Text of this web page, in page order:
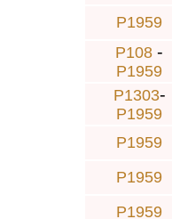
P1959
P108 -
P1959
P1303-
P1959
P1959
P1959
P1959